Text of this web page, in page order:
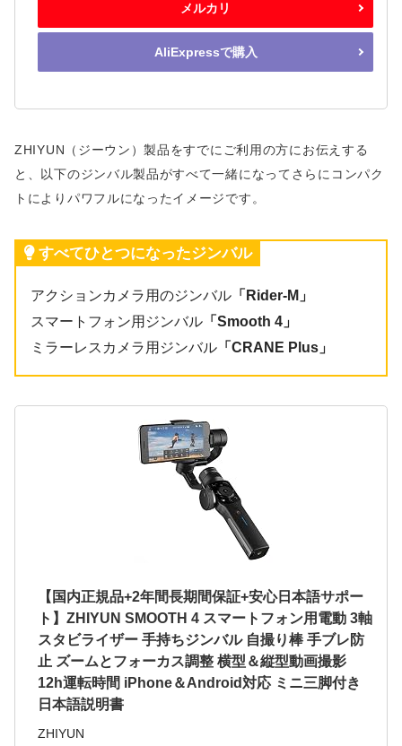
メルカリ
AliExpressで購入
ZHIYUN（ジーウン）製品をすでにご利用の方にお伝えする
と、以下のジンバル製品がすべて一緒になってさらにコンパク
トによりパワフルになったイメージです。
すべてひとつになったジンバル
アクションカメラ用のジンバル 「Rider-M」
スマートフォン用ジンバル 「Smooth 4」
ミラーレスカメラ用ジンバル 「CRANE Plus」
【国内正規品+2年間長期間保証+安心日本語サポー
ト】ZHIYUN SMOOTH 4 スマートフォン用電動 3軸
スタビライザー 手持ちジンバル 自撮り棒 手ブレ防
止 ズームとフォーカス調整 横型＆縦型動画撮影
12h運転時間 iPhone＆Android対応 ミニ三脚付き
日本語説明書
ZHIYUN